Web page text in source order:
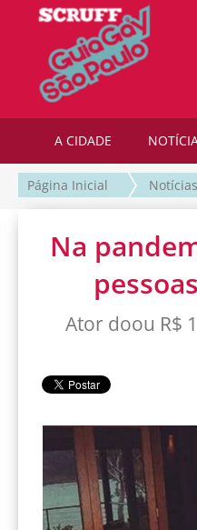
A CIDADE
Página Inicial Notícias
Na
Ator doou R$